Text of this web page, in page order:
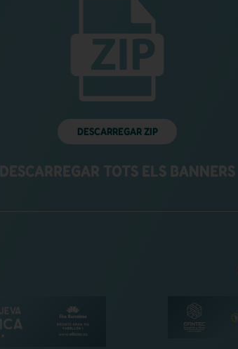
DESCARREGAR ZIP
DESCARREGAR TOTS ELS BANNERS